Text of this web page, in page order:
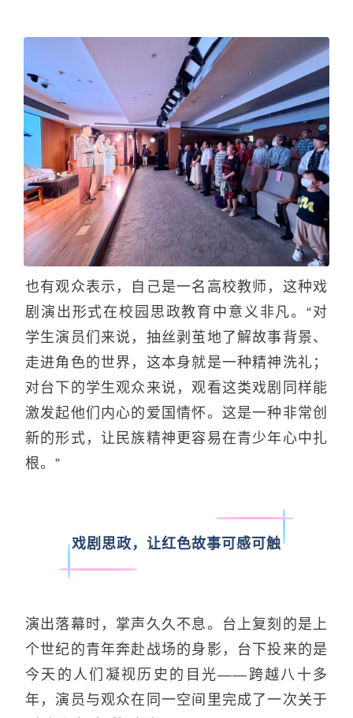
也有观众表示，自己是一名高校教师，这种戏
剧演出形式在校园思政教育中意义非凡。“对
学生演员们来说，抽丝剥茧地了解故事背景、
走进角色的世界，这本身就是一种精神洗礼；
对台下的学生观众来说，观看这类戏剧同样能
激发起他们内心的爱国情怀。这是一种非常创
新的形式，让民族精神更容易在青少年心中扎
根。”
戏剧思政，让红色故事可感可触
演出落幕时，掌声久久不息。台上复刻的是上
个世纪的青年奔赴战场的身影，台下投来的是
今天的人们凝视历史的目光——跨越八十多
年，演员与观众在同一空间里完成了一次关于